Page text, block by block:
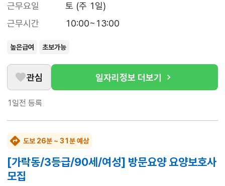
근무요일
토 (주 1일)
근무시간
10:00~13:00
높은급여 초보가능
관심 일자리정보 더보기
1일전 등록
도보 26분 ~ 31분 예상
[가락동/3등급/90세/여성] 방문요양 요양보호사
모집